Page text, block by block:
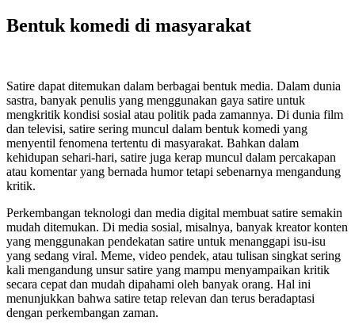
Bentuk komedi di masyarakat
Satire dapat ditemukan dalam berbagai bentuk media. Dalam dunia
sastra, banyak penulis yang menggunakan gaya satire untuk
mengkritik kondisi sosial atau politik pada zamannya. Di dunia film
dan televisi, satire sering muncul dalam bentuk komedi yang
menyentil fenomena tertentu di masyarakat. Bahkan dalam
kehidupan sehari-hari, satire juga kerap muncul dalam percakapan
atau komentar yang bernada humor tetapi sebenarnya mengandung
kritik.
Perkembangan teknologi dan media digital membuat satire semakin
mudah ditemukan. Di media sosial, misalnya, banyak kreator konten
yang menggunakan pendekatan satire untuk menanggapi isu-isu
yang sedang viral. Meme, video pendek, atau tulisan singkat sering
kali mengandung unsur satire yang mampu menyampaikan kritik
secara cepat dan mudah dipahami oleh banyak orang. Hal ini
menunjukkan bahwa satire tetap relevan dan terus beradaptasi
dengan perkembangan zaman.